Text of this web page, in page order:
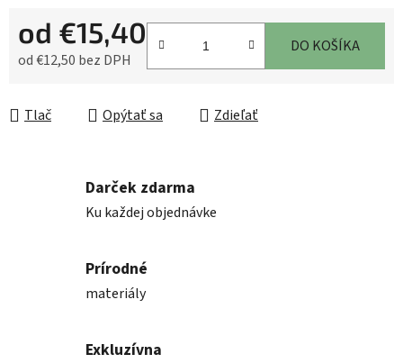
od €15,40
od€12,50 bez DPH
DO KOŠÍKA
Tlač Opýtať sa Zdieľať
Darček zdarma
Ku každej objednávke
Prírodné
materiály
Exkluzívna